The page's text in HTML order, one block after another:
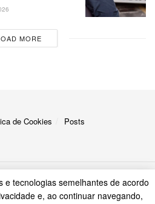
MORE
de Cookies Posts
A Onça
e tecnologias semelhantes de acordo
e, ao continuar navegando,